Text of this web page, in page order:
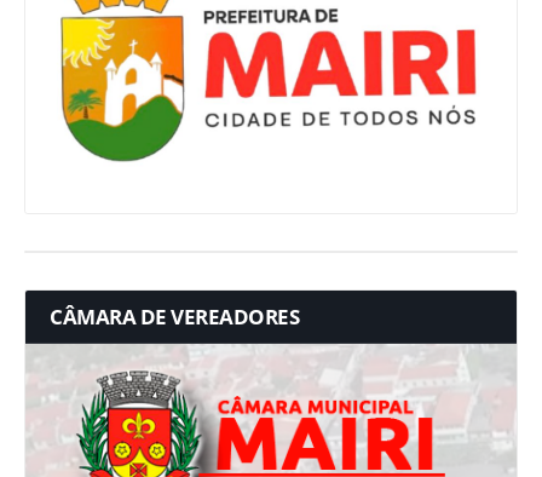
CÂMARA DE VEREADORES